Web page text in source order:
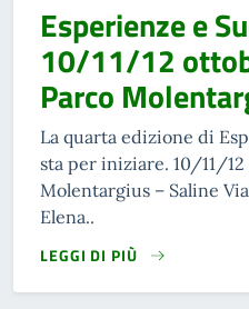
Esperienze e
10/11/12
Parco
La quarta edizione di
sta per iniziare. 10/11/
Molentargius – Saline
Elena..
LEGGI DI PIÙ